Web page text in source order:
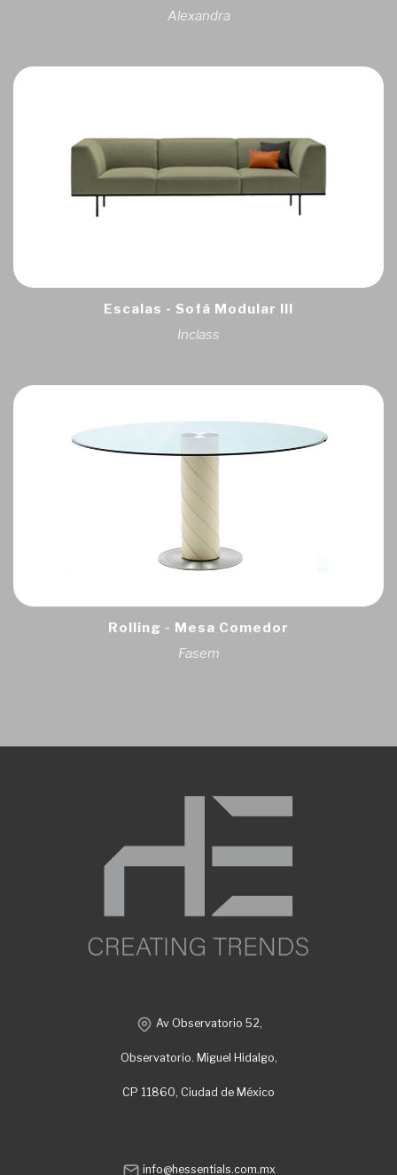
Alexandra
Escalas - Sofá Modular III
Inclass
Rolling - Mesa Comedor
Fasem
Av Observatorio 52,
Observatorio. Miguel Hidalgo,
CP 11860, Ciudad de México
info@hessentials.com.mx